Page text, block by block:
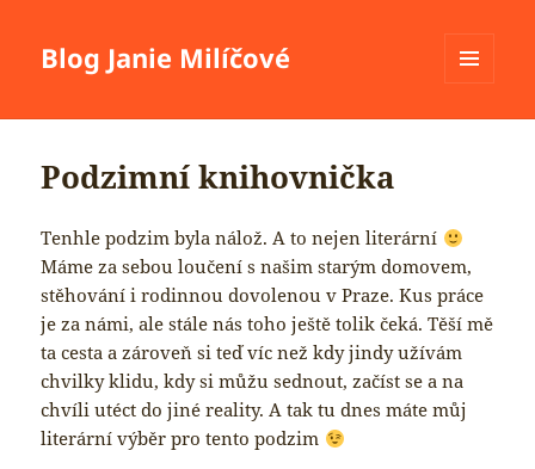
Blog Janie Milíčové
Podzimní knihovnička
Tenhle podzim byla nálož. A to nejen literární
Máme za sebou loučení s našim starým domovem,
stěhování i rodinnou dovolenou v Praze. Kus práce
je za námi, ale stále nás toho ještě tolik čeká. Těší mě
ta cesta a zároveň si teď víc než kdy jindy užívám
chvilky klidu, kdy si můžu sednout, začíst se a na
chvíli utéct do jiné reality. A tak tu dnes máte můj
literární výběr pro tento podzim